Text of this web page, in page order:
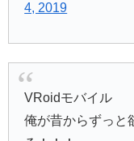
4, 2019
VRoidモバイル
俺が昔からずっと